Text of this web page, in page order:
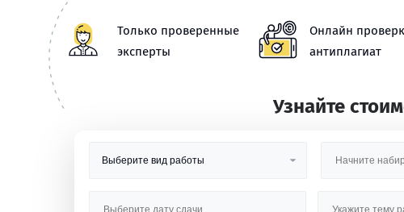
Только проверенные
эксперты
Онлайн
антиплагиат
Узнайте